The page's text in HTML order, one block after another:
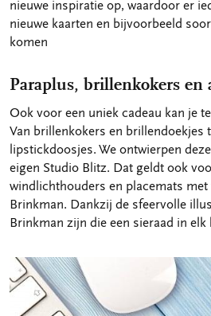
nieuwe inspiratie op, waardoor er
nieuwe kaarten en bijvoorbeeld
komen
Paraplus, brillenkokers en
Ook voor een uniek cadeau kan je
Van brillenkokers en brillendoekjes
lipstickdoosjes. We ontwierpen
eigen Studio Blitz. Dat geldt ook
windlichthouders en placemats met
Brinkman. Dankzij de sfeervolle
Brinkman zijn die een sieraad in elk